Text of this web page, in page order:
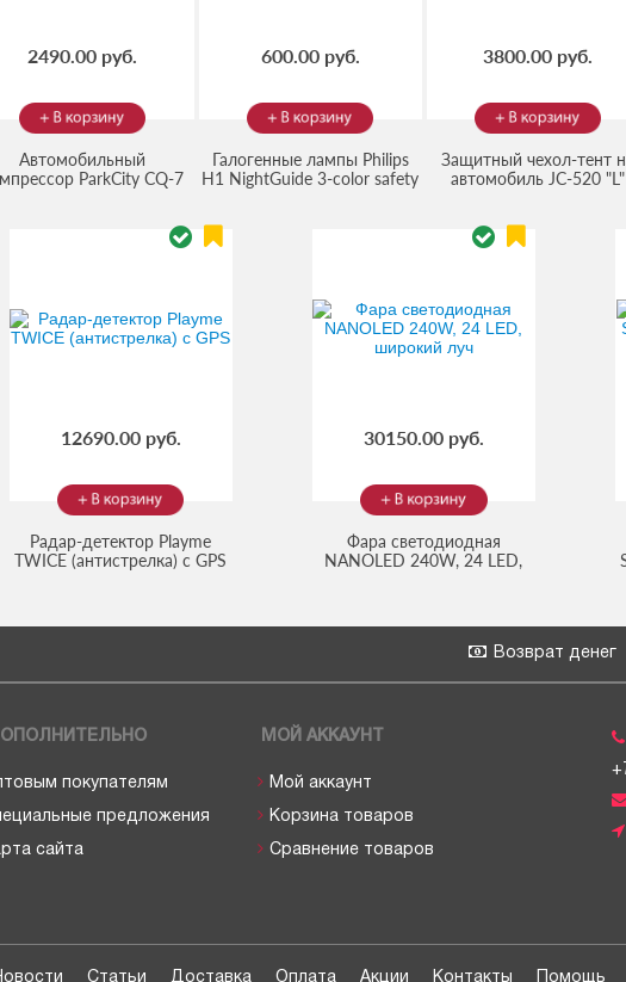
2490.00 руб.
Автомобильный
ParkCity CQ-7
600.00 руб.
Галогенные лампы Philips
H1 NightGuide 3-color safety
3800.00 руб.
Защитный чехол-тент
автомобиль JC-520 "L"
12690.00 руб.
Радар-детектор Playme
TWICE (антистрелка) с GPS
30150.00 руб.
Фара светодиодная
NANOLED 240W, 24 LED,
Возврат денег
покупателям
предложения
сайта
МОЙ АККАУНТ
Мой аккаунт
Корзина товаров
Сравнение товаров
Статьи Доставка Оплата Акции Контакты Помощь